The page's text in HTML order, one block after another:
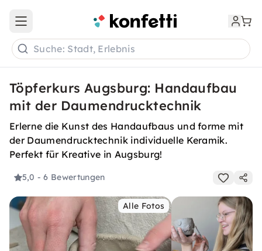
Open main menu
Suche: Stadt, Erlebnis
Töpferkurs Augsburg: Handaufbau
mit der Daumendrucktechnik
Erlerne die Kunst des Handaufbaus und forme mit
der Daumendrucktechnik individuelle Keramik.
Perfekt für Kreative in Augsburg!
5,0 - 6 Bewertungen
Alle Fotos